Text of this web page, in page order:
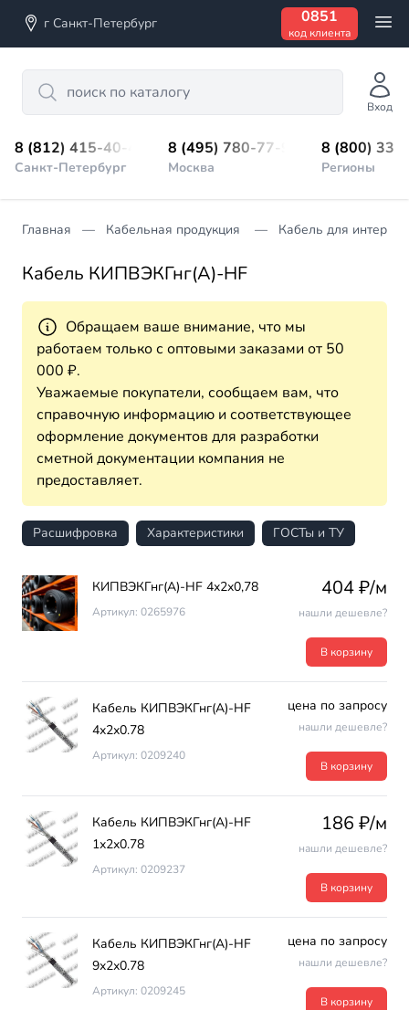
г Санкт-Петербург 0851
код клиента
Search
Вход
8 (812) 415-40-45
Санкт-Петербург
8 (495) 780-77-98
Москва
8 (800)
Регионы
Главная Кабельная продукция Кабель для
Кабель КИПВЭКГнг(А)-HF
Обращаем ваше внимание, что мы
работаем только с оптовыми заказами от 50
000 ₽.
Уважаемые покупатели, сообщаем вам, что
справочную информацию и соответствующее
оформление документов для разработки
сметной документации компания не
предоставляет.
Расшифровка Характеристики ГОСТы и ТУ
КИПВЭКГнг(А)-HF 4х2х0,78
Артикул: 0265976
404 ₽/м
нашли дешевле?
В корзину
Кабель КИПВЭКГнг(А)-HF
4х2х0.78
Артикул: 0209240
цена по запросу
нашли дешевле?
В корзину
Кабель КИПВЭКГнг(А)-HF
1х2х0.78
Артикул: 0209237
186 ₽/м
нашли дешевле?
В корзину
Кабель КИПВЭКГнг(А)-HF
9х2х0.78
Артикул: 0209245
цена по запросу
нашли дешевле?
В корзину